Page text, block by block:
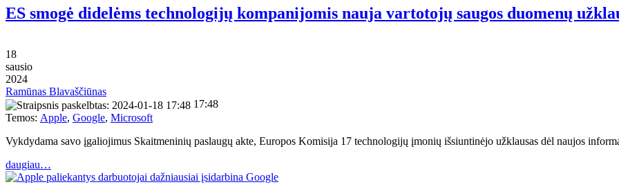
ES smogė didelėms technologijų kompanijomis nauja vartotojų saugos duomenų
18
sausio
2024
Ramūnas Blavaščiūnas
17:48
Temos: Apple, Google, Microsoft
Vykdydama savo įgaliojimus Skaitmeninių paslaugų akte, Europos Komisija 17 technologijų įmonių išsiuntinėjo užklausas dėl naujos
daugiau…